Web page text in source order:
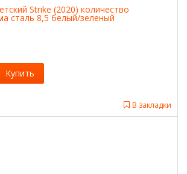
Strike (2020) количество
сталь 8,5 белый/зеленый
В закладки
Купить